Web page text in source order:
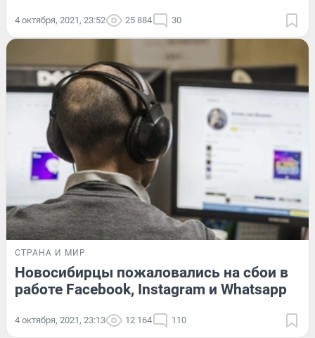
4 октября, 2021, 23:52 25 884 30
СТРАНА И МИР
Новосибирцы пожаловались на сбои в
работе Facebook, Instagram и Whatsapp
4 октября, 2021, 23:13 12 164 110